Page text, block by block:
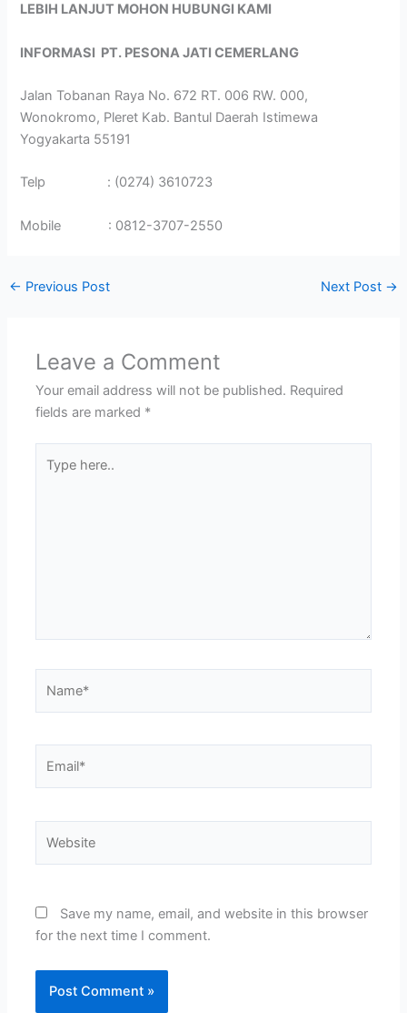
LEBIH LANJUT MOHON HUBUNGI KAMI
INFORMASI PT. PESONA JATI CEMERLANG
Jalan Tobanan Raya No. 672 RT. 006 RW. 000,
Wonokromo, Pleret Kab. Bantul Daerah Istimewa
Yogyakarta 55191
Telp : (0274) 3610723
Mobile : 0812-3707-2550
← Previous Post Next Post →
Leave a Comment
Your email address will not be published. Required
fields are marked *
here..
Save my name, email, and website in this browser
for the next time I comment.